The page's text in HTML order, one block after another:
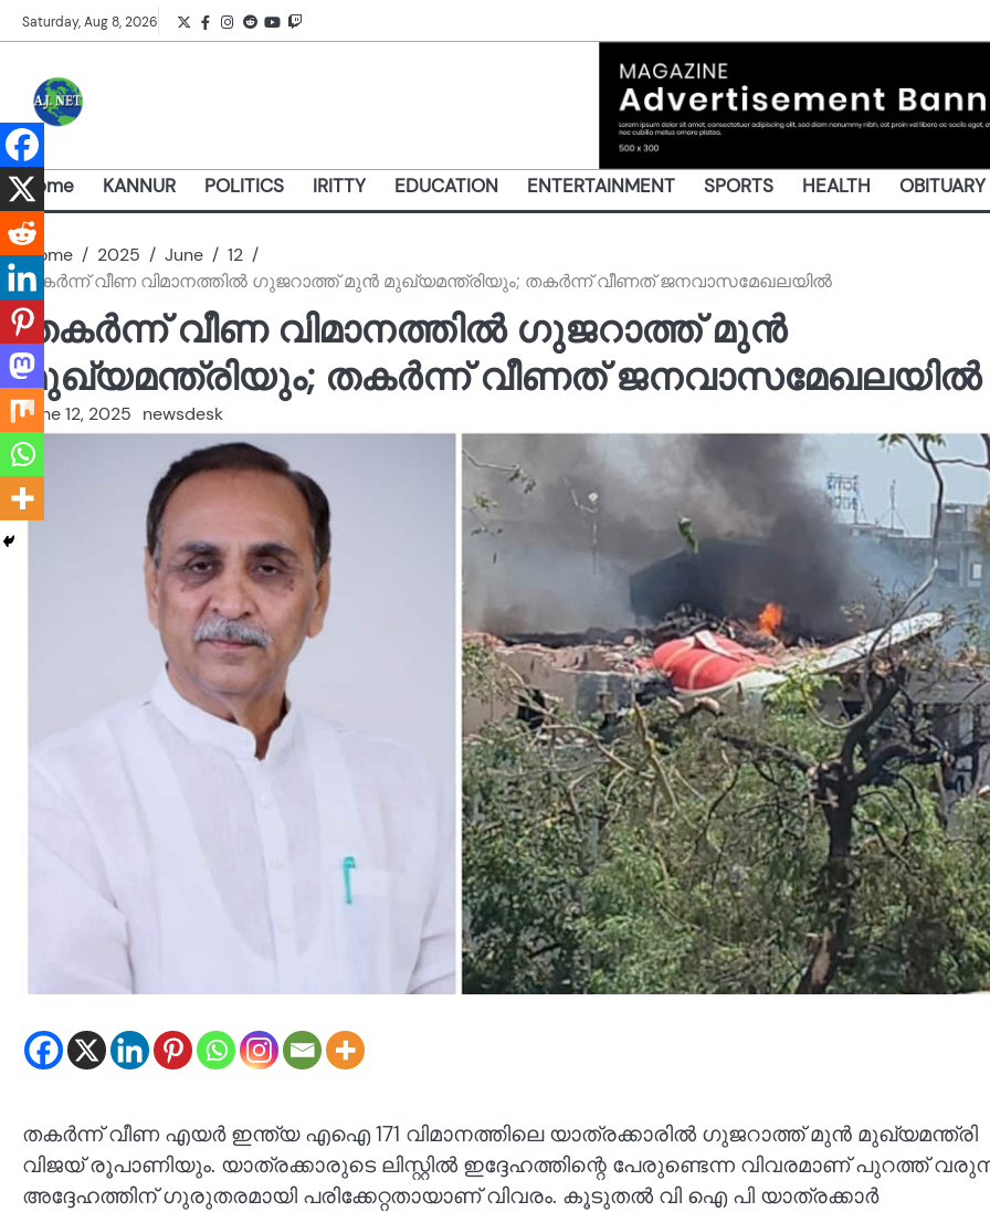
Skip
to
Saturday, Aug 8, 2026 Twitter
Facebook
Instagram
RedditYouTube
Twitch
Home KANNUR POLITICS IRITTY EDUCATION ENTERTAINMENT SPORTS HEALTH OBITUARY
Home 2025 June
12
തകർന്ന് വീണ വിമാനത്തിൽ ഗുജറാത്ത്‌ മുൻ മുഖ്യമന്ത്രിയും; തകർന്ന് വീണത് ജനവാസമേഖലയിൽ
തകർന്ന് വീണ വിമാനത്തിൽ ഗുജറാത്ത്‌ മുൻ
മുഖ്യമന്ത്രിയും; തകർന്ന് വീണത് ജനവാസമേഖലയിൽ
June 12, 2025 newsdesk
തകർന്ന് വീണ എയർ ഇന്ത്യ എഐ 171 വിമാനത്തിലെ യാത്രക്കാരിൽ ഗുജറാത്ത് മുൻ മുഖ്യമന്ത്രി
വിജയ് രൂപാണിയും. യാത്രക്കാരുടെ ലിസ്റ്റിൽ ഇദ്ദേഹത്തിന്റെ പേരുണ്ടെന്ന വിവരമാണ് പുറത്ത്
അദ്ദേഹത്തിന് ഗുരുതരമായി പരിക്കേറ്റതായാണ് വിവരം. കൂടുതൽ വി ഐ പി യാത്രക്കാർ